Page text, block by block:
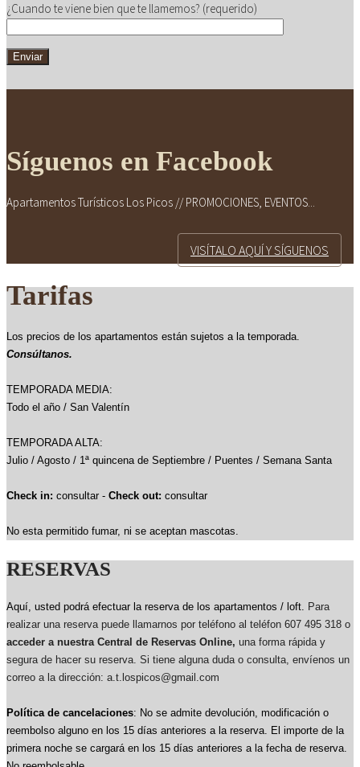
¿Cuando te viene bien que te llamemos? (requerido)
Síguenos en Facebook
Apartamentos Turísticos Los Picos // PROMOCIONES, EVENTOS...
VISÍTALO AQUÍ Y SÍGUENOS
Tarifas
Los precios de los apartamentos están sujetos a la temporada.
Consúltanos.
TEMPORADA MEDIA:
Todo el año / San Valentín
TEMPORADA ALTA:
Julio / Agosto / 1ª quincena de Septiembre / Puentes / Semana Santa
Check in: consultar - Check out: consultar
No esta permitido fumar, ni se aceptan mascotas.
RESERVAS
Aquí, usted podrá efectuar la reserva de los apartamentos / loft. Para
realizar una reserva puede llamarnos por teléfono al teléfon 607 495 318 o
acceder a nuestra Central de Reservas Online, una forma rápida y
segura de hacer su reserva. Si tiene alguna duda o consulta, envíenos un
correo a la dirección: a.t.lospicos@gmail.com
Política de cancelaciones: No se admite devolución, modificación o
reembolso alguno en los 15 días anteriores a la reserva. El importe de la
primera noche se cargará en los 15 días anteriores a la fecha de reserva.